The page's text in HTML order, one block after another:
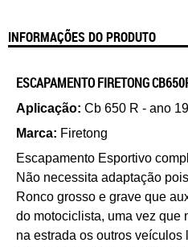
INFORMAÇÕES DO PRODUTO
ESCAPAMENTO FIRETONG
Aplicação: Cb 650 R - ano
Marca: Firetong
Escapamento Esportivo
Não necessita adaptação
Ronco grosso e grave que
do motociclista, uma vez que
na estrada os outros